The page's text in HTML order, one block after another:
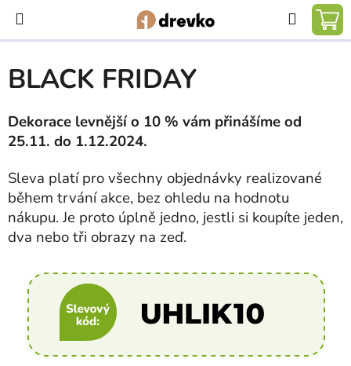
obsah
Hledat
BLACK FRIDAY
Dekorace levnější o 10 % vám přinášíme od
25.11. do 1.12.2024.
Sleva platí pro všechny objednávky realizované
během trvání akce, bez ohledu na hodnotu
nákupu. Je proto úplně jedno, jestli si koupíte jeden,
dva nebo tři obrazy na zeď.